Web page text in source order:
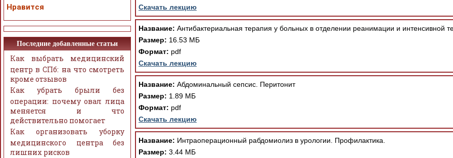
Скачать лекцию
Название: Антибактериальная терапия у больных в отделении реанимации и интенсивной
Размер: 16.53 МБ
Формат: pdf
Скачать лекцию
Название: Абдоминальный сепсис. Перитонит
Размер: 1.89 МБ
Формат: pdf
Скачать лекцию
Название: Интраоперационный рабдомиолиз в урологии. Профилактика.
Размер: 3.44 МБ
Нравится
Последние добавленные статьи
Как выбрать медицинский
центр в СПб: на что смотреть
кроме отзывов
Как убрать брыли без
операции: почему овал лица
меняется и что
действительно помогает
Как организовать уборку
медицинского центра без
лишних рисков